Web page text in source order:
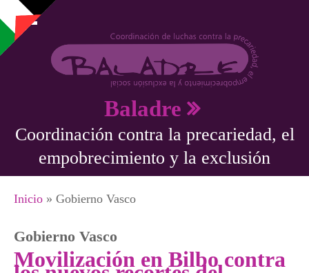
Pasar al contenido principal
Baladre
Coordinación contra la precariedad, el
empobrecimiento y la exclusión
Se encuentra usted aquí
Inicio » Gobierno Vasco
Gobierno Vasco
Movilización en Bilbo contra